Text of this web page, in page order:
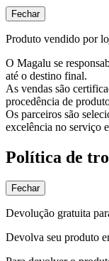
Fechar
Produto vendido por
O Magalu se
até o destino final.
As vendas são
procedência de
Os parceiros são
excelência no serviço
Política de
Fechar
Devolução gratuita
Devolva seu produto